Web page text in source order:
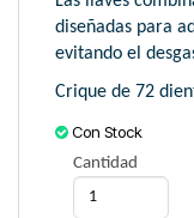
diseñadas para
evitando el
Crique de 72
Con Stock
Cantidad